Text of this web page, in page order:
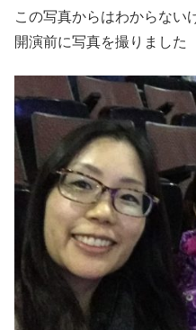
この写真からはわからない
開演前に写真を撮りました